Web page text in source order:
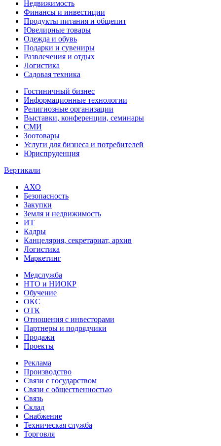
Недвижимость
Финансы и инвестиции
Продукты питания и общепит
Ювелирные товары
Одежда и обувь
Подарки и сувениры
Развлечения и отдых
Логистика
Садовая техника
Гостиничный бизнес
Информационные технологии
Религиозные организации
Выставки, конференции, семинары
СМИ
Зоотовары
Услуги для бизнеса и потребителей
Юриспруденция
Вертикали
АХО
Безопасность
Закупки
Земля и недвижимость
ИТ
Кадры
Канцелярия, секретариат, архив
Логистика
Маркетинг
Медслужба
НТО и НИОКР
Обучение
ОКС
ОТК
Отношения с инвесторами
Партнеры и подрядчики
Продажи
Проекты
Реклама
Производство
Связи с государством
Связи с общественностью
Связь
Склад
Снабжение
Техническая служба
Торговля